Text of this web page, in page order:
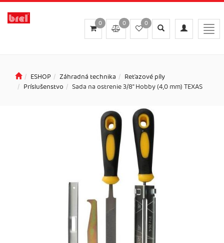
Toggle
navigation
Toggle
search
0
0
0
ESHOP Záhradná technika
Reťazové píly
Príslušenstvo
Sada na ostrenie 3/8" Hobby (4,0 mm) TEXAS